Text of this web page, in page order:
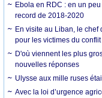
Ebola en RDC : en un
record de 2018-2020
En visite au Liban, le
pour les victimes du conflit
D'où viennent les plus
nouvelles réponses
Ulysse aux mille ruses
Avec la loi d’urgence